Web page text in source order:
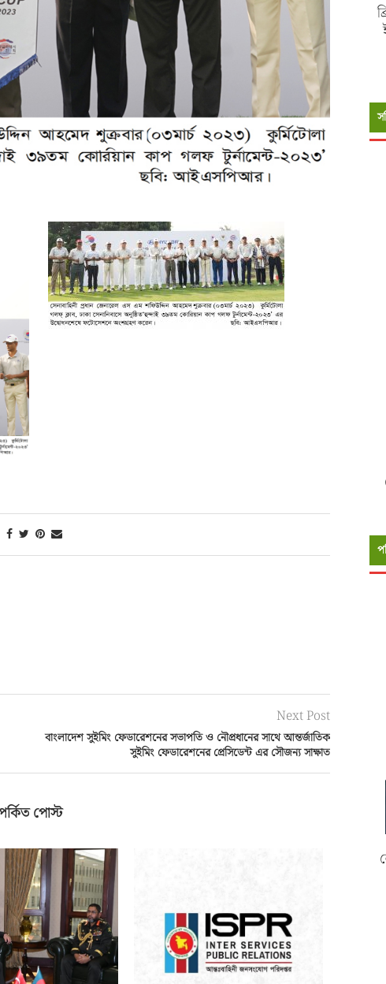
Next Post
বাংলাদেশ সুইমিং ফেডারেশনের সভাপতি ও নৌপ্রধানের সাথে আন্তর্জাতিক
সুইমিং ফেডারেশনের প্রেসিডেন্ট এর সৌজন্য সাক্ষাত
পোস্ট